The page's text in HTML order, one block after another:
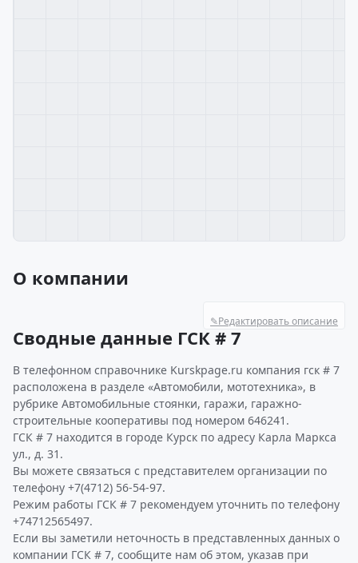
О компании
✎Редактировать описание
Сводные данные ГСК # 7
В телефонном справочнике Kurskpage.ru компания гск # 7
расположена в разделе «Автомобили, мототехника», в
рубрике Автомобильные стоянки, гаражи, гаражно-
строительные кооперативы под номером 646241.
ГСК # 7 находится в городе Курск по адресу Карла Маркса
ул., д. 31.
Вы можете связаться с представителем организации по
телефону +7(4712) 56-54-97.
Режим работы ГСК # 7 рекомендуем уточнить по телефону
+74712565497.
Если вы заметили неточность в представленных данных о
компании ГСК # 7, сообщите нам об этом, указав при